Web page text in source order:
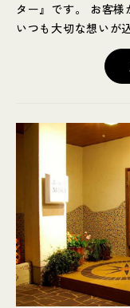
ター』です。 お客
いつも大切な想いが